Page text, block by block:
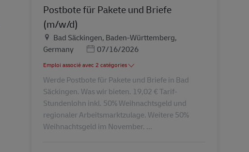
Postbote für Pakete und Briefe
(m/w/d)
LieuBad Säckingen, Baden-Württemberg,
Germany
Posted Date
07/16/2026
Emploi associé avec 2 catégories
Werde Postbote für Pakete und Briefe in Bad
Säckingen. Was wir bieten. 19,02 € Tarif-
Stundenlohn inkl. 50% Weihnachtsgeld und
regionaler Arbeitsmarktzulage. Weitere 50%
Weihnachtsgeld im November. ...